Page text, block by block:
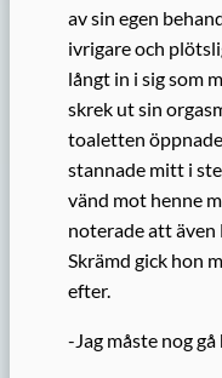
av sin egen
ivrigare och
långt in i sig som
skrek ut sin
toaletten
stannade mitt i
vänd mot henne
noterade att även
Skrämd gick hon
efter.
-Jag måste nog